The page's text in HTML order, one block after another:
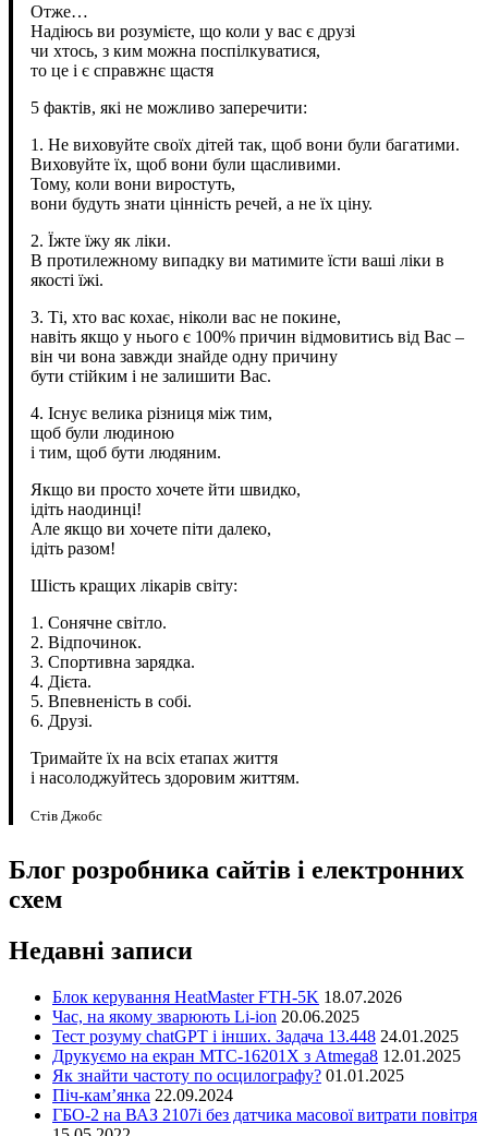
Отже…
Надіюсь ви розумієте, що коли у вас є друзі
чи хтось, з ким можна поспілкуватися,
то це і є справжнє щастя
5 фактів, які не можливо заперечити:
1. Не виховуйте своїх дітей так, щоб вони були багатими.
Виховуйте їх, щоб вони були щасливими.
Тому, коли вони виростуть,
вони будуть знати цінність речей, а не їх ціну.
2. Їжте їжу як ліки.
В протилежному випадку ви матимите їсти ваші ліки в
якості їжі.
3. Ті, хто вас кохає, ніколи вас не покине,
навіть якщо у нього є 100% причин відмовитись від Вас –
він чи вона завжди знайде одну причину
бути стійким і не залишити Вас.
4. Існує велика різниця між тим,
щоб були людиною
і тим, щоб бути людяним.
Якщо ви просто хочете йти швидко,
ідіть наодинці!
Але якщо ви хочете піти далеко,
ідіть разом!
Шість кращих лікарів світу:
1. Сонячне світло.
2. Відпочинок.
3. Спортивна зарядка.
4. Дієта.
5. Впевненість в собі.
6. Друзі.
Тримайте їх на всіх етапах життя
і насолоджуйтесь здоровим життям.
Стів Джобс
Блог розробника сайтів і електронних
схем
Недавні записи
Блок керування HeatMaster FTH-5K 18.07.2026
Час, на якому зварюють Li-ion 20.06.2025
Тест розуму chatGPT і інших. Задача 13.448 24.01.2025
Друкуємо на екран MTC-16201X з Atmega8 12.01.2025
Як знайти частоту по осцилографу? 01.01.2025
Піч-кам’янка 22.09.2024
ГБО-2 на ВАЗ 2107і без датчика масової витрати повітря